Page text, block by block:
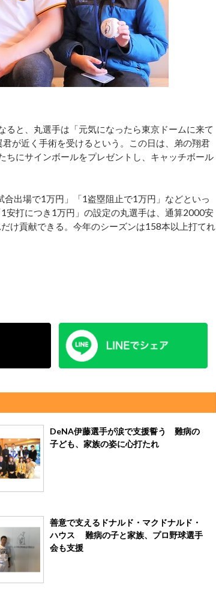
と、丸選手は「元気になったら東京ドームに来て
が近く手術を受けるという。この日は、弟の翔君
ちにサインボールをプレゼントし、キャッチボール
出場で1万円」「1盗塁阻止で1万円」などといっ
安打につき1万円」の設定の丸選手は、通算2000安
け貢献できる。今年のシーズンは158本以上打てれ
DeNA伊藤選手が涙で支援誓う 難病の
子ども、家族の姿に心打たれ
善意で支えるドナルド・マクドナルド・
ハウス 難病の子と家族、プロ野球選手
会も支援